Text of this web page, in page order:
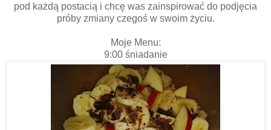
pod każdą postacią i chcę was zainspirować do podjęcia
próby zmiany czegoś w swoim życiu.
Moje Menu:
9:00 śniadanie